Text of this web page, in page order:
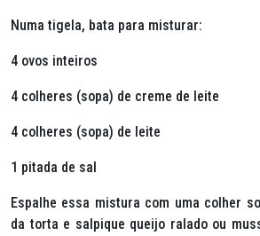
Numa tigela, bata para misturar:
4 ovos inteiros
4 colheres (sopa) de creme de leite
4 colheres (sopa) de leite
1 pitada de sal
Espalhe essa mistura com uma colher
da torta e salpique queijo ralado ou